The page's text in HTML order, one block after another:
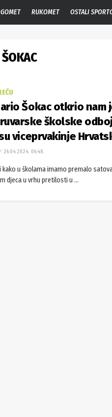
RUKOMET OSTALI
Šokac otkrio nam
školske
viceprvakinje
26.04.2024. 06:48
kako u školama imamo premalo
djeca u vrhu pretilosti u ...